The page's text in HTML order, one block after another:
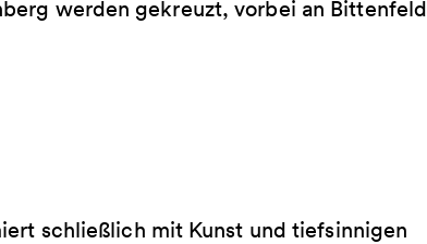
werden gekreuzt, vorbei an Bittenfeld
schließlich mit Kunst und tiefsinnigen